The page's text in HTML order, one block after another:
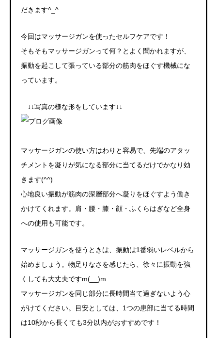
だきます^_^
今回はマッサージガンを使ったセルフケアです！
そもそもマッサージガンって何？とよく聞かれますが、
振動を起こして張っている部分の筋肉をほぐす機械にな
っています。
↓↓写真の様な形をしています↓↓
マッサージガンの使い方はわりと容易で、先端のアタッ
チメントを凝りが気になる部分に当てるだけでかなり効
きます(^^)
心地良い振動が筋肉の深層部分へ凝りをほぐすよう働き
かけてくれます。肩・腰・膝・顔・ふくらはぎなど全身
への使用も可能です。
マッサージガンを使うときは、振動は1番弱いレベルから
始めましょう。物足りなさを感じたら、徐々に振動を強
くしても大丈夫ですm(__)m
マッサージガンを同じ部分に長時間当て過ぎないよう心
がけてください。目安としては、1つの患部に当てる時間
は10秒から長くても3分以内がおすすめです！